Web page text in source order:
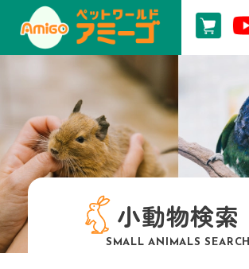
小動物検索
SMALL ANIMALS SEARCH